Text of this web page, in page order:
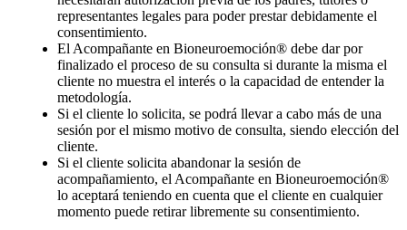
representantes legales para poder prestar debidamente el
consentimiento.
El Acompañante en Bioneuroemoción® debe dar por
finalizado el proceso de su consulta si durante la misma el
cliente no muestra el interés o la capacidad de entender la
metodología.
Si el cliente lo solicita, se podrá llevar a cabo más de una
sesión por el mismo motivo de consulta, siendo elección del
cliente.
Si el cliente solicita abandonar la sesión de
acompañamiento, el Acompañante en Bioneuroemoción®
lo aceptará teniendo en cuenta que el cliente en cualquier
momento puede retirar libremente su consentimiento.